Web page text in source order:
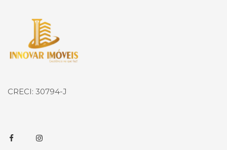
Página inicial
CRECI: 30794-J
FacebookInstagram